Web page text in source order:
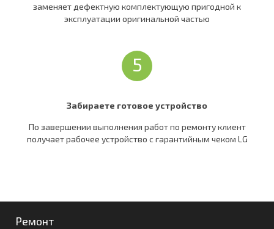
заменяет дефектную комплектующую пригодной к
эксплуатации оригинальной частью
5
Забираете готовое устройство
По завершении выполнения работ по ремонту клиент
получает рабочее устройство c гарантийным чеком LG
Ремонт